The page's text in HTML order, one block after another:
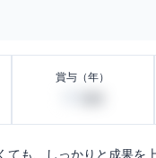
賞与（年）
ても、しっかりと成果を